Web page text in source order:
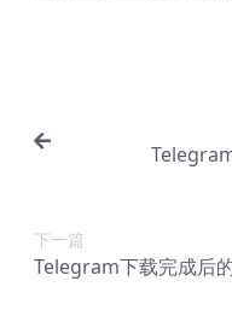
下一篇
Telegram下载完成后